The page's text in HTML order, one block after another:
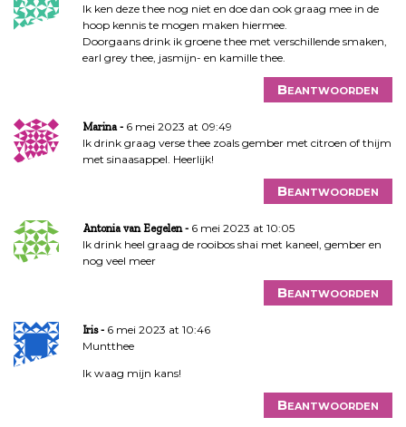
Ik ken deze thee nog niet en doe dan ook graag mee in de
hoop kennis te mogen maken hiermee.
Doorgaans drink ik groene thee met verschillende smaken,
earl grey thee, jasmijn- en kamille thee.
Beantwoorden
Marina
6 mei 2023 at 09:49
Ik drink graag verse thee zoals gember met citroen of thijm
met sinaasappel. Heerlijk!
Beantwoorden
Antonia van Eegelen
6 mei 2023 at 10:05
Ik drink heel graag de rooibos shai met kaneel, gember en
nog veel meer
Beantwoorden
Iris
6 mei 2023 at 10:46
Muntthee
Ik waag mijn kans!
Beantwoorden